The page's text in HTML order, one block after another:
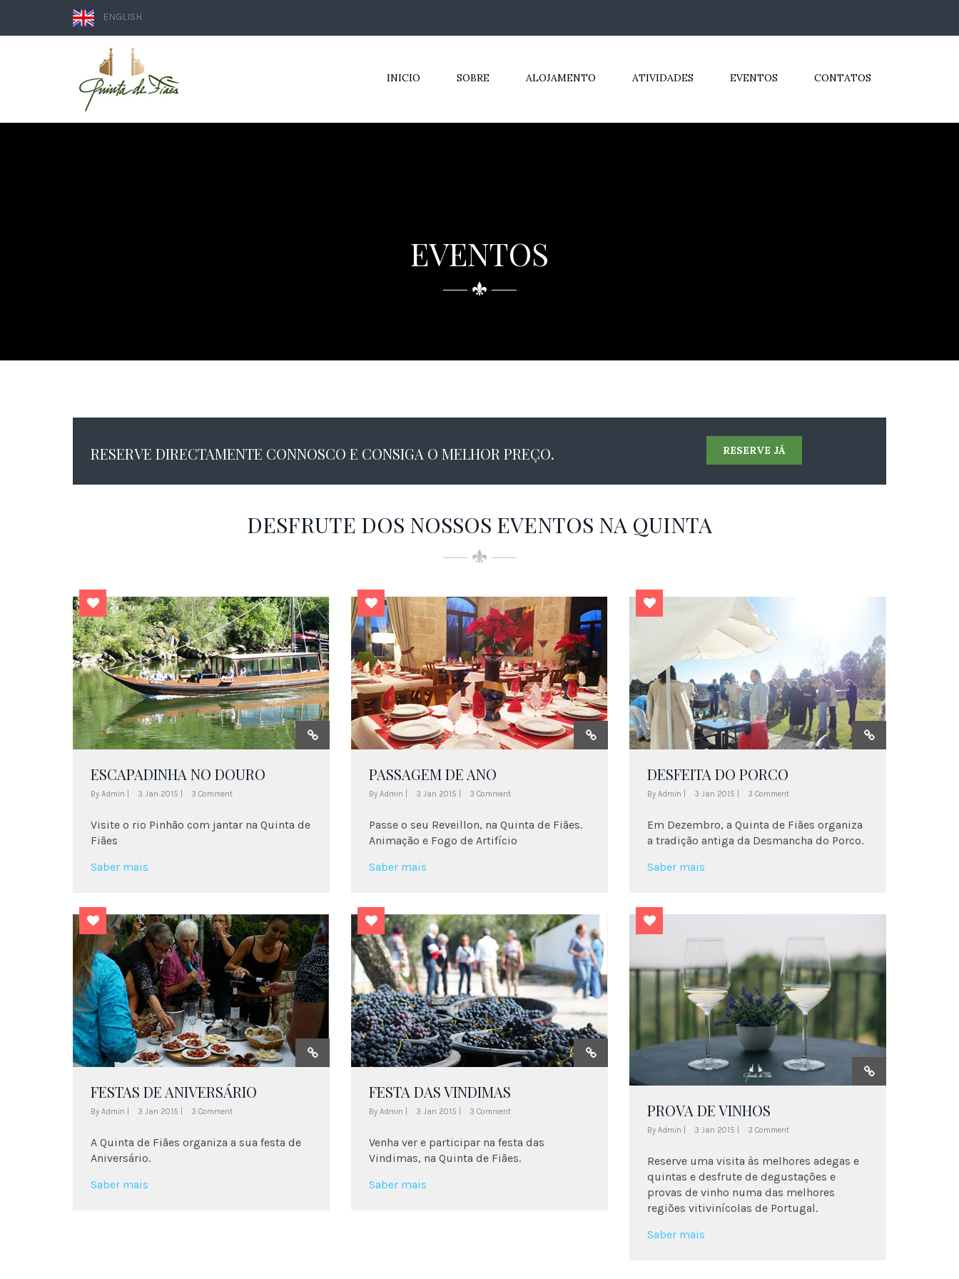
ENGLISH
INICIO SOBRE ALOJAMENTO ATIVIDADES EVENTOS CONTATOS
EVENTOS
RESERVE DIRECTAMENTE CONNOSCO E CONSIGA O MELHOR PREÇO. RESERVE JÁ
DESFRUTE DOS NOSSOS EVENTOS NA QUINTA
ESCAPADINHA NO DOURO
By Admin | 3 Jan 2015 | 3 Comment
Visite o rio Pinhão com jantar na Quinta de
Fiães
Saber mais
PASSAGEM DE ANO
By Admin | 3 Jan 2015 | 3 Comment
Passe o seu Reveillon, na Quinta de Fiães.
Animação e Fogo de Artifício
Saber mais
DESFEITA DO PORCO
By Admin | 3 Jan 2015 | 3 Comment
Em Dezembro, a Quinta de Fiães organiza
a tradição antiga da Desmancha do Porco.
Saber mais
FESTAS DE ANIVERSÁRIO
By Admin | 3 Jan 2015 | 3 Comment
A Quinta de Fiães organiza a sua festa de
Aniversário.
Saber mais
FESTA DAS VINDIMAS
By Admin | 3 Jan 2015 | 3 Comment
Venha ver e participar na festa das
Vindimas, na Quinta de Fiães.
Saber mais
PROVA DE VINHOS
By Admin | 3 Jan 2015 | 3 Comment
Reserve uma visita às melhores adegas e
quintas e desfrute de degustações e
provas de vinho numa das melhores
regiões vitivinícolas de Portugal.
Saber mais